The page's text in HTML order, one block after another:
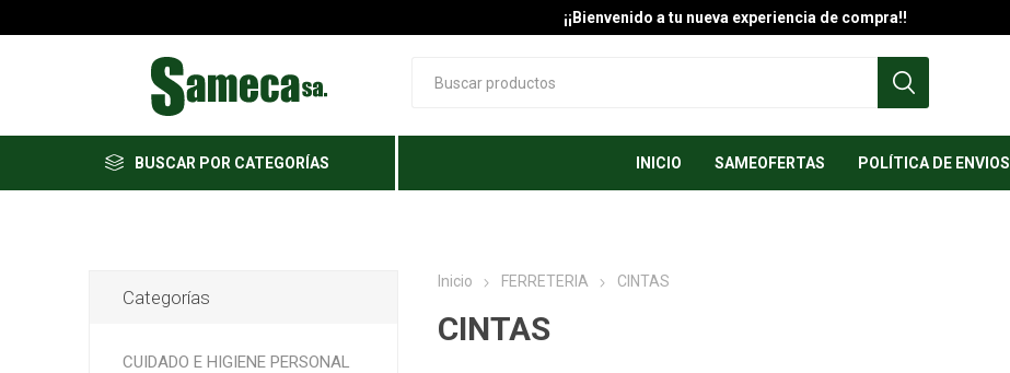
¡¡Bienvenido a tu nueva experiencia de compra!!
BUSCAR POR CATEGORÍAS INICIO SAMEOFERTAS POLÍTICA DE ENVIOS
Inicio FERRETERIA CINTAS
CINTAS
Categorías
CUIDADO E HIGIENE PERSONAL